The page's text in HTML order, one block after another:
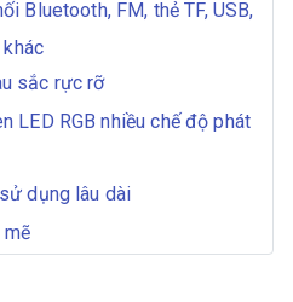
Bluetooth, FM, thẻ TF, USB,
khác
sắc rực rỡ
LED RGB nhiều chế độ phát
dụng lâu dài